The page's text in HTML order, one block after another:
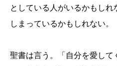
としている人がいるかもし
しまっているかもしれない。
聖書は言う。「自分を愛して